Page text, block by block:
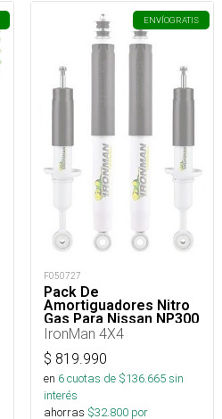
ENVÍOGRATIS
F050727
Pack De
Amortiguadores Nitro
Gas Para Nissan NP300
2016-2020
IronMan 4X4
$ 819.990
en 6cuotas de $136.665sin
interés
ahorras $32.800 por